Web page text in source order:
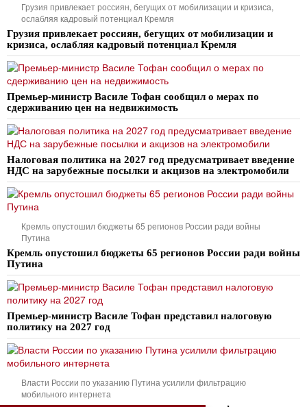
Грузия привлекает россиян, бегущих от мобилизации и кризиса,
ослабляя кадровый потенциал Кремля
Грузия привлекает россиян, бегущих от мобилизации и
кризиса, ослабляя кадровый потенциал Кремля
Премьер-министр Василе Тофан сообщил о мерах по
сдерживанию цен на недвижимость
Налоговая политика на 2027 год предусматривает введение
НДС на зарубежные посылки и акцизов на электромобили
Кремль опустошил бюджеты 65 регионов России ради войны
Путина
Кремль опустошил бюджеты 65 регионов России ради войны
Путина
Премьер-министр Василе Тофан представил налоговую
политику на 2027 год
Власти России по указанию Путина усилили фильтрацию
мобильного интернета